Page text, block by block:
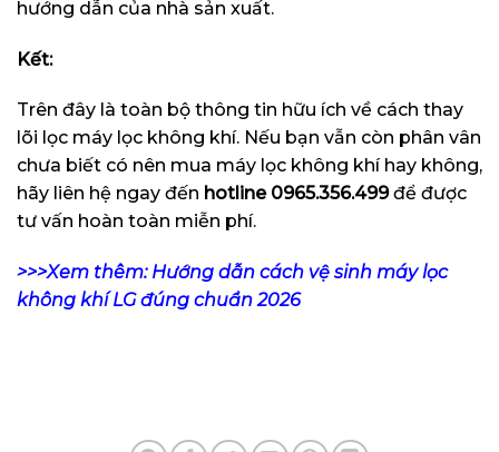
hướng dẫn của nhà sản xuất.
Kết:
Trên đây là toàn bộ thông tin hữu ích về cách thay
lõi lọc máy lọc không khí. Nếu bạn vẫn còn phân vân
chưa biết có nên mua máy lọc không khí hay không,
hãy liên hệ ngay đến hotline 0965.356.499để được
tư vấn hoàn toàn miễn phí.
>>>Xem thêm: Hướng dẫn cách vệ sinh máy lọc
không khí LG đúng chuẩn 2026